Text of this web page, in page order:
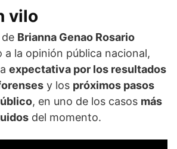
vilo
Brianna Genao Rosario
a la opinión pública nacional,
expectativa por los resultados
y los próximos pasos
, en uno de los casos más
del momento.